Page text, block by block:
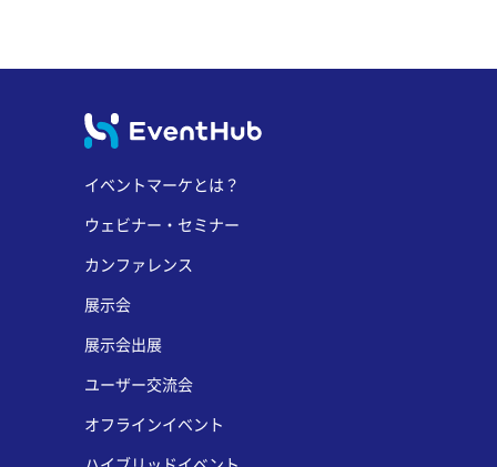
イベントマーケとは？
ウェビナー・セミナー
カンファレンス
展示会
展示会出展
ユーザー交流会
オフラインイベント